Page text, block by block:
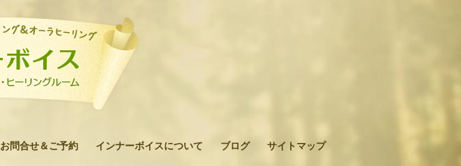
お問合せ＆ご予約 インナーボイスについて ブログ サイトマップ